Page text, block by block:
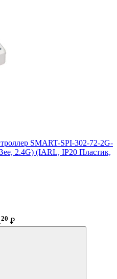
SMART-SPI-302-72-2G-
2.4G) (IARL, IP20 Пластик,
20 ₽